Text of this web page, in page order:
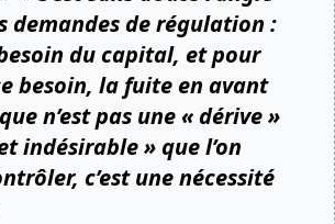
demandes de régulation :
du capital, et pour
besoin, la fuite en avant
n’est pas une « dérive »
indésirable » que l’on
c’est une nécessité